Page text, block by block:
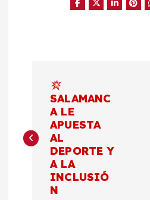
v
SALAMANC
A LE
APUESTA
AL
DEPORTE Y
A LA
INCLUSIÓ
N